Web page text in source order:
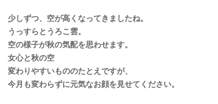
少しずつ、空が高くなってきましたね。
うっすらとうろこ雲。
空の様子が秋の気配を思わせます。
女心と秋の空
変わりやすいもののたとえですが、
今月も変わらずに元気なお顔を見せてください。